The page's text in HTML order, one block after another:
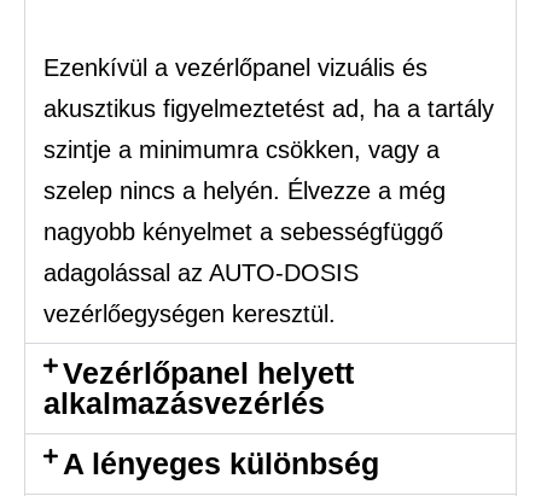
Ezenkívül a vezérlőpanel vizuális és
akusztikus figyelmeztetést ad, ha a tartály
szintje a minimumra csökken, vagy a
szelep nincs a helyén. Élvezze a még
nagyobb kényelmet a sebességfüggő
adagolással az AUTO-DOSIS
vezérlőegységen keresztül.
Vezérlőpanel helyett
alkalmazásvezérlés
A lényeges különbség